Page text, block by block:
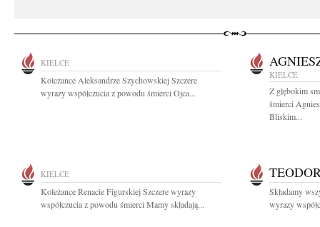
KIELCE
Koleżance Aleksandrze Szychowskiej Szczere
wyrazy współczucia z powodu śmierci Ojca...
KIELCE
Z głębokim
śmierci
Bliskim...
KIELCE
Koleżance Renacie Figurskiej Szczere wyrazy
współczucia z powodu śmierci Mamy składają...
Składamy
wyrazy